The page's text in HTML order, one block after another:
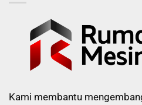
Kami membantu